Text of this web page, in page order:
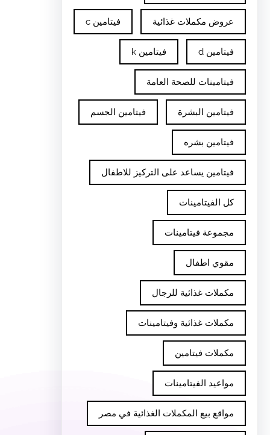
عروض مكملات غذائية فيتامين c
فيتامين d فيتامين k
فيتامينات للصحة العامة
فيتامين البشرة فيتامين الجسم
فيتامين بشره
فيتامين يساعد على التركيز للاطفال
كل الفيتامينات
مجموعة فيتامينات
مقوي اطفال
مكملات غذائية للرجال
مكملات غذائية وفيتامينات
مكملات فيتامين
مواعيد الفيتامينات
مواقع بيع المكملات الغذائية في مصر